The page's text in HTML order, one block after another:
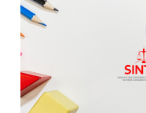
MONTESSORIANO
DISPONIBILIZA
15%
DE
DESCONTO